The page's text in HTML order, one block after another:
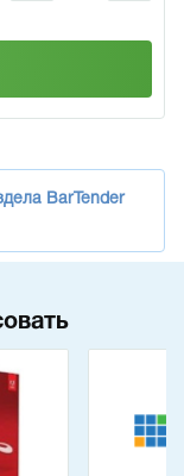
BarTender